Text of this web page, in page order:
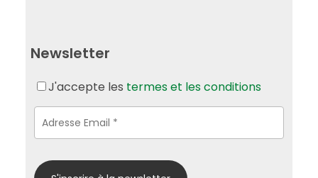
Newsletter
J'accepte les termes et les conditions